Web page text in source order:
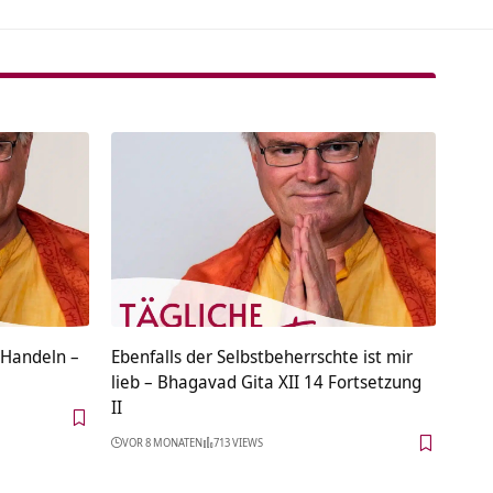
–
Ebenfalls der Selbstbeherrschte ist mir
lieb – Bhagavad Gita XII 14 Fortsetzung
II
VOR 8 MONATEN 713 VIEWS